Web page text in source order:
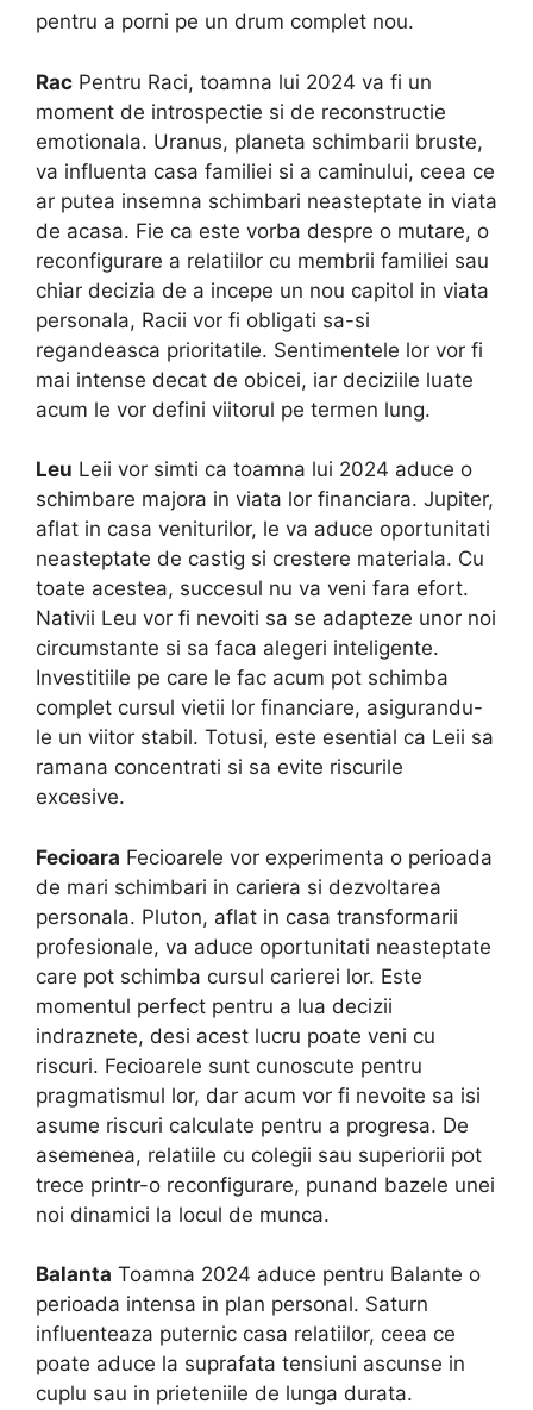
pentru a porni pe un drum complet nou.
Rac Pentru Raci, toamna lui 2024 va fi un
moment de introspectie si de reconstructie
emotionala. Uranus, planeta schimbarii bruste,
va influenta casa familiei si a caminului, ceea ce
ar putea insemna schimbari neasteptate in viata
de acasa. Fie ca este vorba despre o mutare, o
reconfigurare a relatiilor cu membrii familiei sau
chiar decizia de a incepe un nou capitol in viata
personala, Racii vor fi obligati sa-si
regandeasca prioritatile. Sentimentele lor vor fi
mai intense decat de obicei, iar deciziile luate
acum le vor defini viitorul pe termen lung.
Leu Leii vor simti ca toamna lui 2024 aduce o
schimbare majora in viata lor financiara. Jupiter,
aflat in casa veniturilor, le va aduce oportunitati
neasteptate de castig si crestere materiala. Cu
toate acestea, succesul nu va veni fara efort.
Nativii Leu vor fi nevoiti sa se adapteze unor noi
circumstante si sa faca alegeri inteligente.
Investitiile pe care le fac acum pot schimba
complet cursul vietii lor financiare, asigurandu-
le un viitor stabil. Totusi, este esential ca Leii sa
ramana concentrati si sa evite riscurile
excesive.
Fecioara Fecioarele vor experimenta o perioada
de mari schimbari in cariera si dezvoltarea
personala. Pluton, aflat in casa transformarii
profesionale, va aduce oportunitati neasteptate
care pot schimba cursul carierei lor. Este
momentul perfect pentru a lua decizii
indraznete, desi acest lucru poate veni cu
riscuri. Fecioarele sunt cunoscute pentru
pragmatismul lor, dar acum vor fi nevoite sa isi
asume riscuri calculate pentru a progresa. De
asemenea, relatiile cu colegii sau superiorii pot
trece printr-o reconfigurare, punand bazele unei
noi dinamici la locul de munca.
Balanta Toamna 2024 aduce pentru Balante o
perioada intensa in plan personal. Saturn
influenteaza puternic casa relatiilor, ceea ce
poate aduce la suprafata tensiuni ascunse in
cuplu sau in prieteniile de lunga durata.